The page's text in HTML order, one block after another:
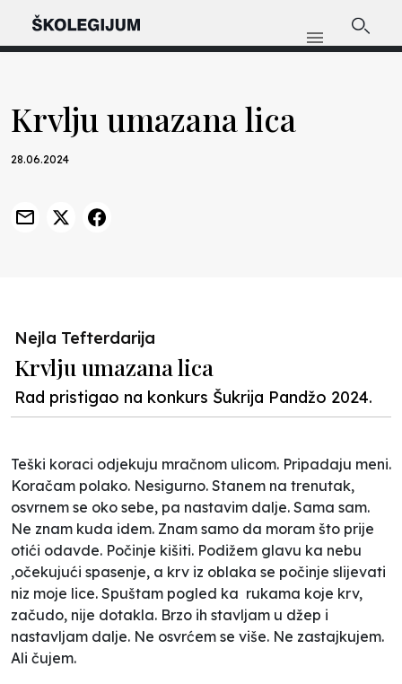
Krvlju umazana lica
28.06.2024
Nejla Tefterdarija
Krvlju umazana lica
Rad pristigao na konkurs Šukrija Pandžo 2024.
Teški koraci odjekuju mračnom ulicom. Pripadaju meni.
Koračam polako. Nesigurno. Stanem na trenutak,
osvrnem se oko sebe, pa nastavim dalje. Sama sam.
Ne znam kuda idem. Znam samo da moram što prije
otići odavde. Počinje kišiti. Podižem glavu ka nebu
,očekujući spasenje, a krv iz oblaka se počinje slijevati
niz moje lice. Spuštam pogled ka rukama koje krv,
začudo, nije dotakla. Brzo ih stavljam u džep i
nastavljam dalje. Ne osvrćem se više. Ne zastajkujem.
Ali čujem.